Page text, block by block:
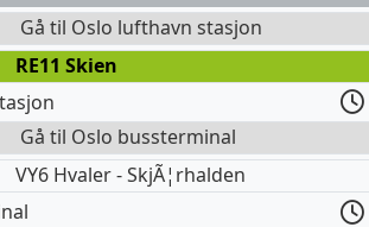
Gå til Oslo lufthavn stasjon
RE11 Skien
Gå til Oslo bussterminal
VY6 Hvaler - SkjÃ¦rhalden